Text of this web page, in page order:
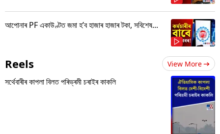
আপোনাৰ PF একাউণ্টত জমা হ’ব হাজাৰ হাজাৰ টকা, সবিশেষ...
Reels View More
সৰ্থেবাৰীৰ কাপলা বিলত পৰিভ্ৰমী চৰাইৰ কাকলি